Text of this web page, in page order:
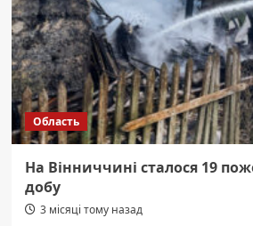
родина
з
двома
дітьми
Область
На Вінниччині сталося 19
добу
3 місяці тому назад